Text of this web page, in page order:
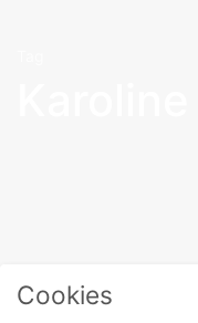
Home / Karoline Herfurth
Cookies